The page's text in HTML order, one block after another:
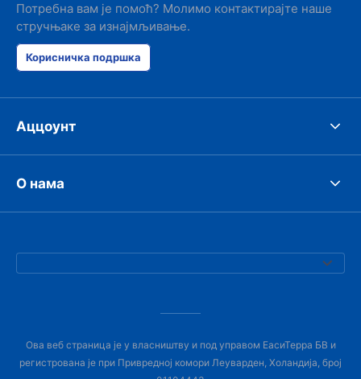
Потребна вам је помоћ? Молимо контактирајте наше
стручњаке за изнајмљивање.
Корисничка подршка
Аццоунт
О нама
Ова веб страница је у власништву и под управом ЕасиТерра БВ и
регистрована је при Привредној комори Леуварден, Холандија, број